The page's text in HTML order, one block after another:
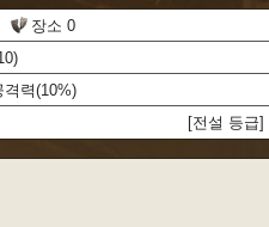
장소 0
력(10%)
[전설 등급]